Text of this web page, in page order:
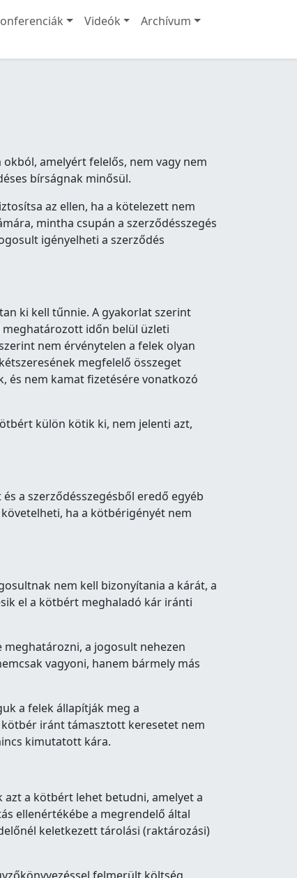
Videók Archívum
amelyért felelős, nem vagy nem
bírságnak minősül.
az ellen, ha a kötelezett nem
mintha csupán a szerződésszegés
igényelheti a szerződés
ki kell tűnnie. A gyakorlat szerint
meghatározott időn belül üzleti
nem érvénytelen a felek olyan
megfelelő összeget
és nem kamat fizetésére vonatkozó
külön kötik ki, nem jelenti azt,
a szerződésszegésből eredő egyéb
ha a kötbérigényét nem
nem kell bizonyítania a kárát, a
el a kötbért meghaladó kár iránti
a jogosult nehezen
vagyoni, hanem bármely más
a felek állapítják meg a
iránt támasztott keresetet nem
kimutatott kára.
a kötbért lehet betudni, amelyet a
ellenértékébe a megrendelő által
keletkezett tárolási (raktározási)